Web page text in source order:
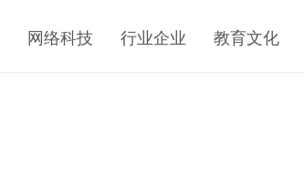
网络科技 行业企业 教育文化